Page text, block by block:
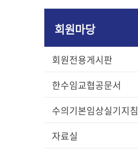
역대회장
주요사업
위치 및 연락처
회원마당
회원전용게시판
한수임교협공문서
수의기본임상실기지침
자료실